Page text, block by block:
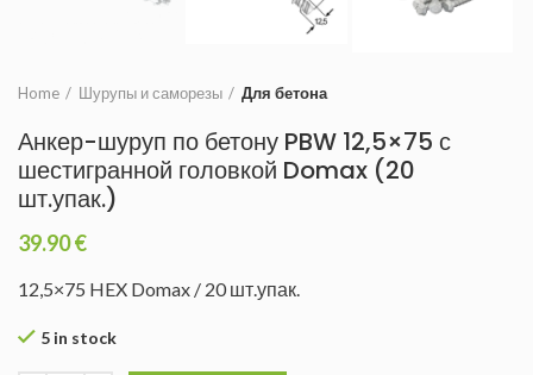
Home Шурупы и саморезы Для бетона
Анкер-шуруп по бетону PBW 12,5×75 с
шестигранной головкой Domax (20
шт.упак.)
39.90€
12,5×75 HEX Domax / 20 шт.упак.
5 in stock